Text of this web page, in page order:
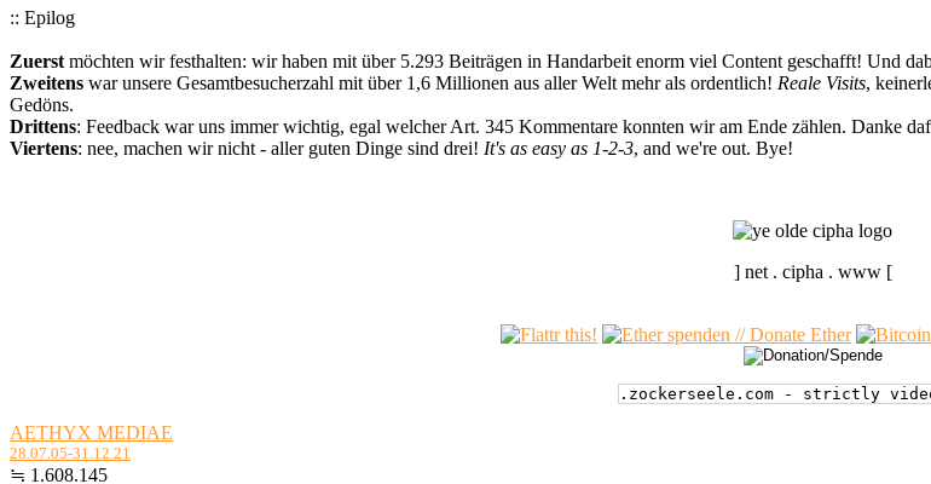
:: Epilog
Zuerst möchten wir festhalten: wir haben mit über 5.293 Beiträgen in Handarbeit enorm viel Content geschafft! Und
Zweitens war unsere Gesamtbesucherzahl mit über 1,6 Millionen aus aller Welt mehr als ordentlich! Reale Visits,
Gedöns.
Drittens: Feedback war uns immer wichtig, egal welcher Art. 345 Kommentare konnten wir am Ende zählen. Danke
Viertens: nee, machen wir nicht - aller guten Dinge sind drei! It's as easy as 1-2-3, and we're out. Bye!
] net . cipha . www [
.zockerseele.com - strictly video
AETHYX MEDIAE
28.07.05-31.12.21
≒ 1.608.145